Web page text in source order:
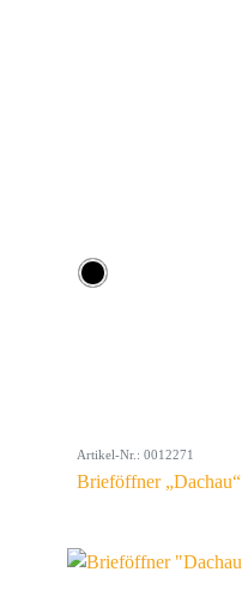
Artikel-Nr.: 0012271
Brieföffner „Dachau“